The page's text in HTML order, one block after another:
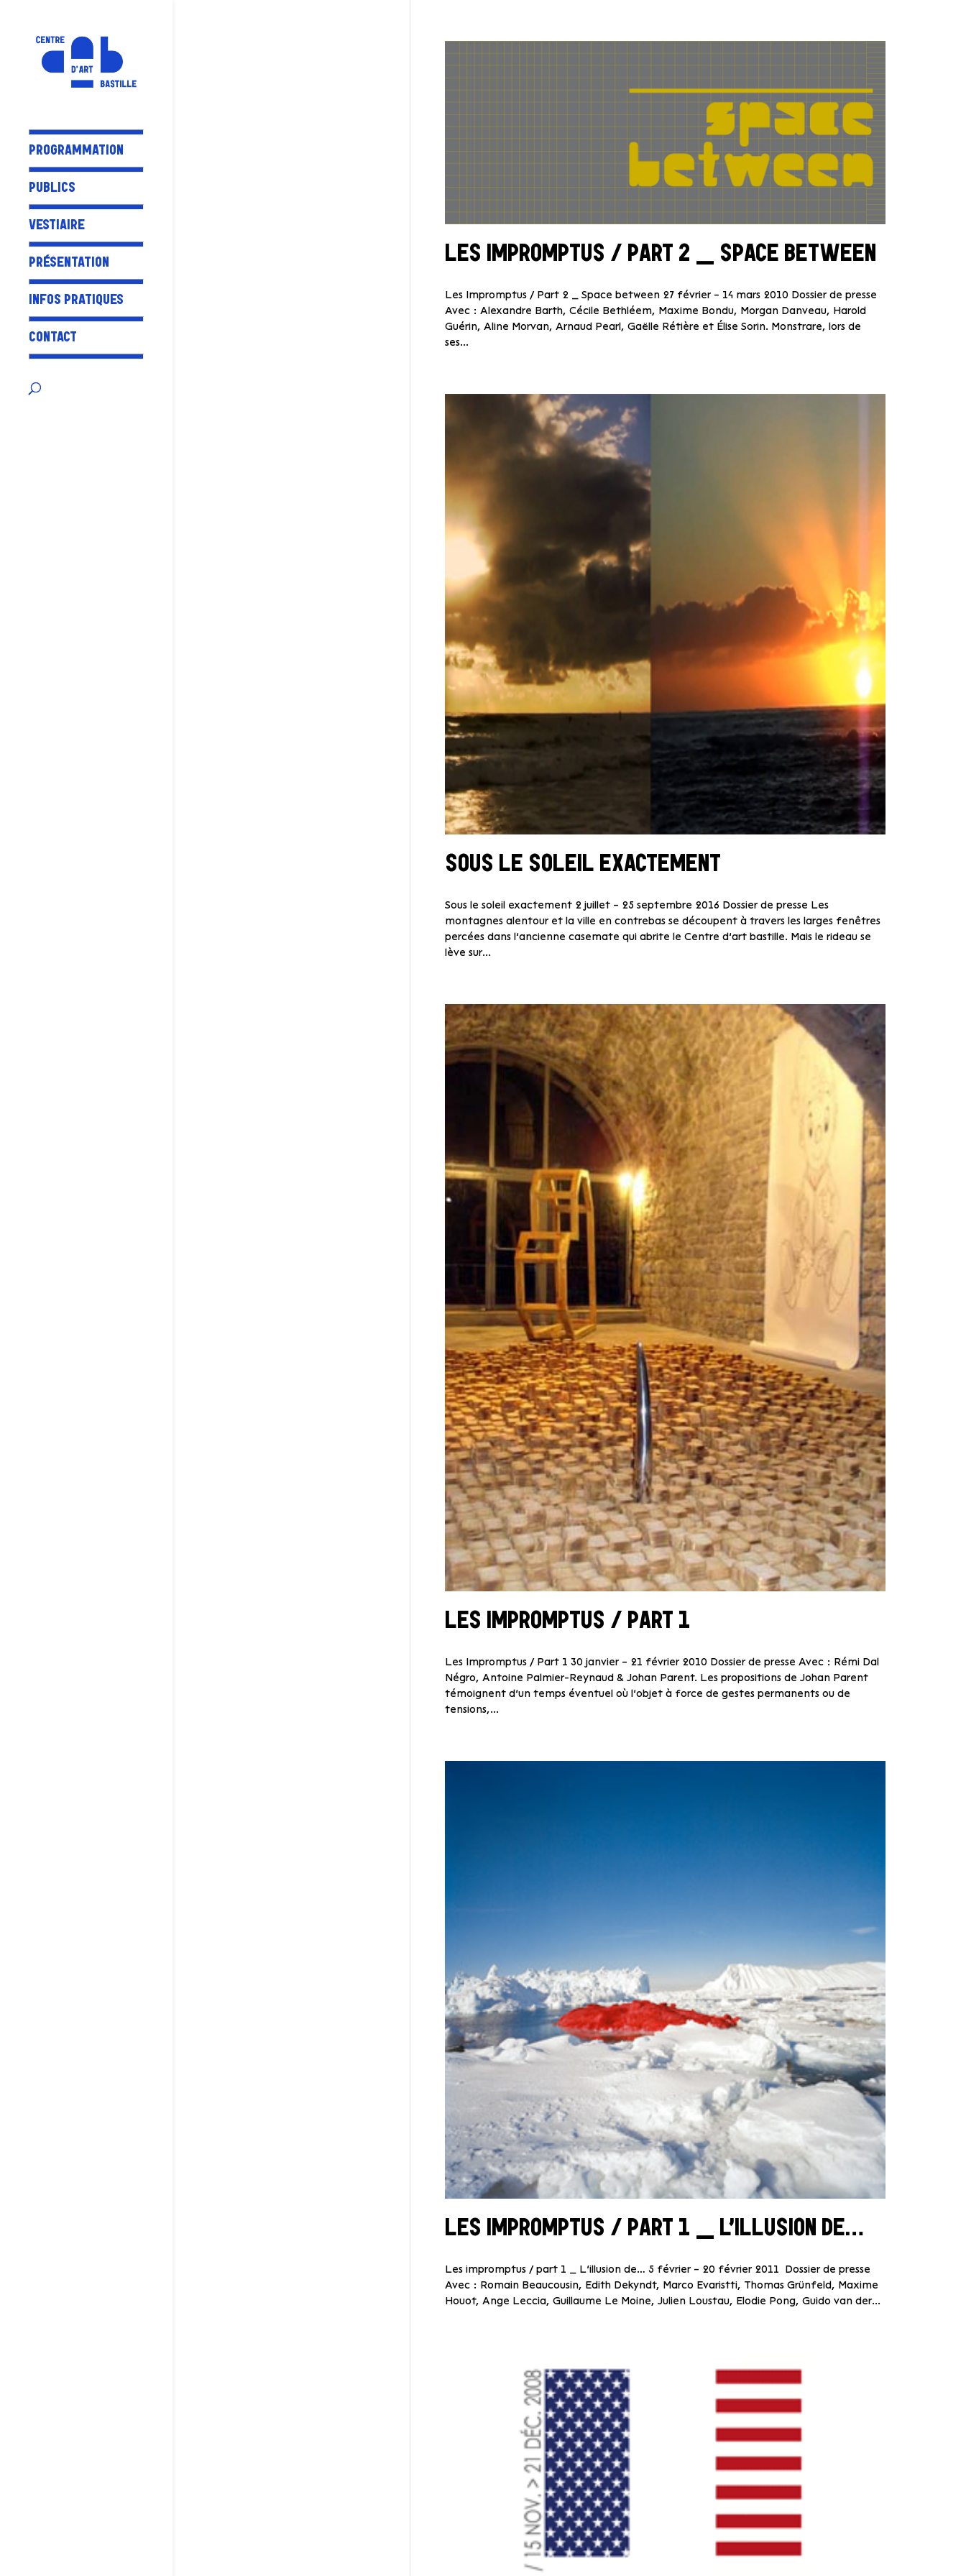
PROGRAMMATION
PUBLICS
VESTIAIRE
PRÉSENTATION
INFOS PRATIQUES
CONTACT
LES IMPROMPTUS / PART 2 _ SPACE BETWEEN
Les Impromptus / Part 2 _ Space between 27 février – 14 mars 2010 Dossier de presse
Avec : Alexandre Barth, Cécile Bethléem, Maxime Bondu, Morgan Danveau, Harold
Guérin, Aline Morvan, Arnaud Pearl, Gaëlle Rétière et Élise Sorin. Monstrare, lors de
ses...
SOUS LE SOLEIL EXACTEMENT
Sous le soleil exactement 2 juillet – 25 septembre 2016 Dossier de presse Les
montagnes alentour et la ville en contrebas se découpent à travers les larges fenêtres
percées dans l’ancienne casemate qui abrite le Centre d’art bastille. Mais le rideau se
lève sur...
LES IMPROMPTUS / PART 1
Les Impromptus / Part 1 30 janvier – 21 février 2010 Dossier de presse Avec : Rémi Dal
Négro, Antoine Palmier-Reynaud & Johan Parent. Les propositions de Johan Parent
témoignent d’un temps éventuel où l’objet à force de gestes permanents ou de
tensions,...
LES IMPROMPTUS / PART 1 _ L’ILLUSION DE…
Les impromptus / part 1 _ L’illusion de… 5 février – 20 février 2011 Dossier de presse
Avec : Romain Beaucousin, Edith Dekyndt, Marco Evaristti, Thomas Grünfeld, Maxime
Houot, Ange Leccia, Guillaume Le Moine, Julien Loustau, Elodie Pong, Guido van der...